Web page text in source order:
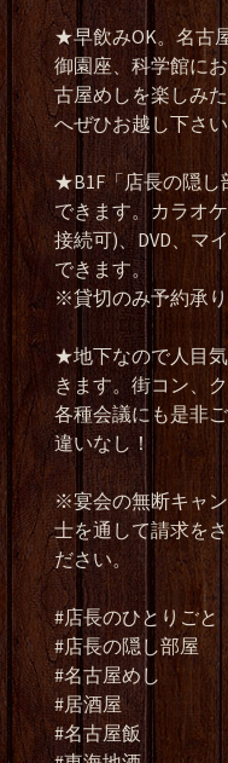
★早飲みOK。名古
御園座、科学館に
古屋めしを楽しみ
へぜひお越し下さい
★B1F「店長の隠し
できます。カラオ
接続可)、DVD、マ
できます。
※貸切のみ予約承
★地下なので人目
きます。街コン、
各種会議にも是非
違いなし！
※宴会の無断キャ
士を通して請求を
ださい。
#店長のひとりごと
#店長の隠し部屋
#名古屋めし
#居酒屋
#名古屋飯